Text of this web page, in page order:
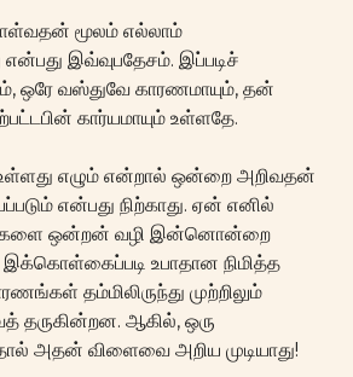
மூலம் எல்லாம்
என்பது இவ்வுபதேசம். இப்படிச்
வஸ்துவே காரணமாயும், தன்
கார்யமாயும் உள்ளதே.
உள்ளது எழும் என்றால் ஒன்றை அறிவதன்
என்பது நிற்காது. ஏன் எனில்
ஒன்றன் வழி இன்னொன்றை
இக்கொள்கைப்படி உபாதான நிமித்த
தம்மிலிருந்து முற்றிலும்
தருகின்றன. ஆகில், ஒரு
அதன் விளைவை அறிய முடியாது!